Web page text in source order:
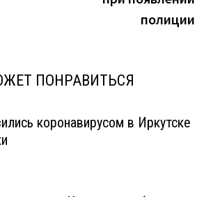
полиции
ПОНРАВИТЬСЯ
коронавирусом в Иркутске